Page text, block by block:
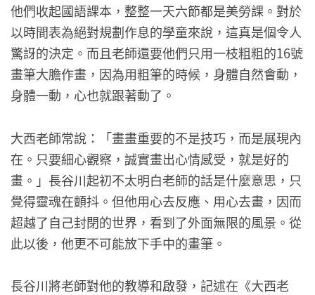
他們收起國語課本，整整一天六節都是美勞課。對於
以時間表為絕對規劃作息的學童來說，這真是個令人
驚訝的決定。而且老師還要他們只用一枝粗粗的16號
畫筆大膽作畫，因為用粗筆的時候，身體自然會動，
身體一動，心也就跟著動了。
大西老師常說：「畫畫重要的不是技巧，而是展現內
在。只要細心觀察，誠實畫出心情感受，就是好的
畫。」長谷川起初不太明白老師的話是什麼意思，只
覺得靈魂在顫抖。但他用心去反應、用心去畫，因而
超越了自己封閉的世界，看到了外面無限的風景。從
此以後，他更不可能放下手中的畫筆。
長谷川將老師對他的教導和啟發，記述在《大西老